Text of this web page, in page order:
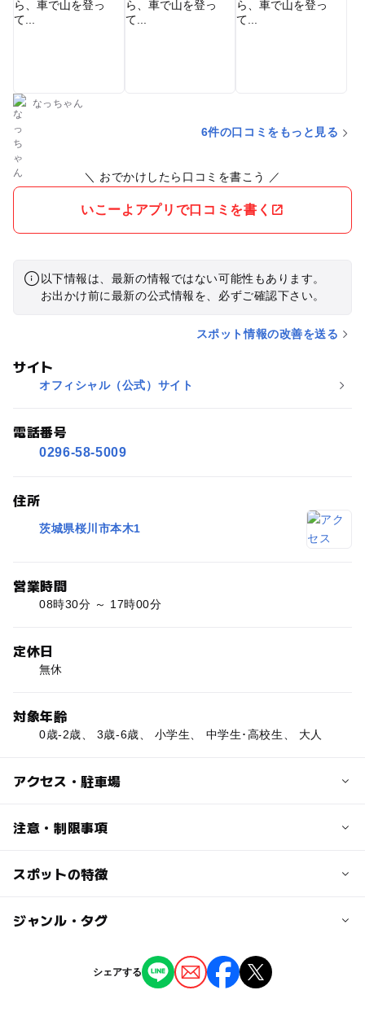
来ました。 今年から入山料500円がかかります。 お札の返却の
みだったので、入山料はかかりませんでした。祈祷される方は
なっちゃん
6件の口コミをもっと見る
＼ おでかけしたら口コミを書こう ／
いこーよアプリで口コミを書く
以下情報は、最新の情報ではない可能性もあります。
お出かけ前に最新の公式情報を、必ずご確認下さい。
スポット情報の改善を送る
サイト
オフィシャル（公式）サイト
電話番号
0296-58-5009
住所
茨城県桜川市本木1
営業時間
08時30分 ～ 17時00分
定休日
無休
対象年齢
0歳-2歳、 3歳-6歳、 小学生、 中学生･高校生、 大人
アクセス・駐車場
交通アクセス
笠間方面へ。桜川市鍬田丁字路を右折し、約4㎞先の桜川
・常磐自動車道「土浦北IC」を出て国道125号を下妻方面
口を経てつくば市上大島から桜川市方面に向かう。約14㎞
先の桜川市大曽根交差点を右折
注意・制限事項
■桜開花時期：3月上旬～4月中旬
夜桜ライトアップ：あり
エドヒガン(江戸彼岸)：あり
スポットの特徴
駐車場あり ー
ー 託児所
ジャンル・タグ
シェアする